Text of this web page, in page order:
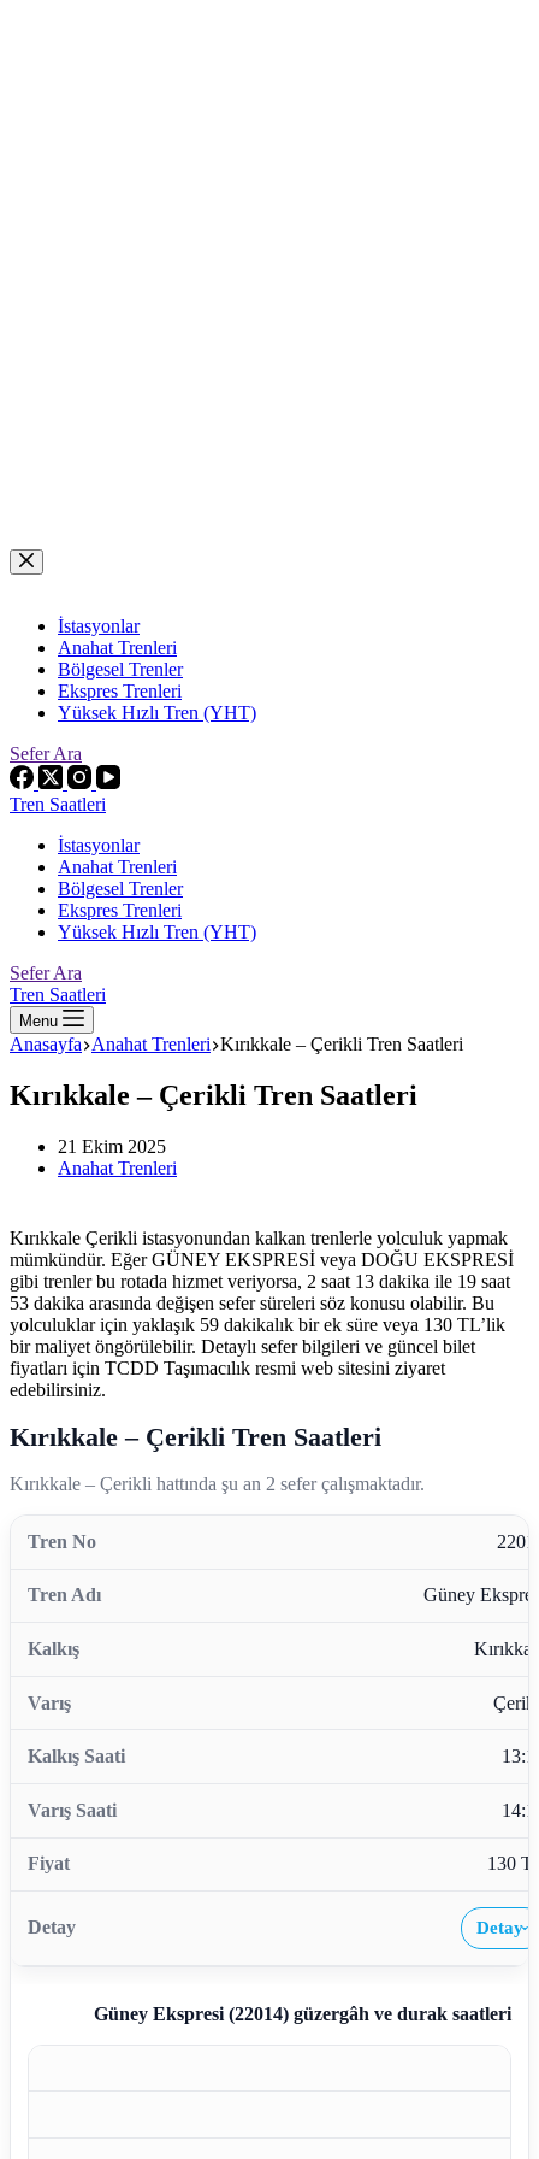
Skip
to
İstasyonlar
Anahat Trenleri
Bölgesel Trenler
Ekspres Trenleri
Yüksek Hızlı Tren (YHT)
Sefer Ara
Tren Saatleri
İstasyonlar
Anahat Trenleri
Bölgesel Trenler
Ekspres Trenleri
Yüksek Hızlı Tren (YHT)
Sefer Ara
Tren Saatleri
Menu
Anasayfa Anahat Trenleri Kırıkkale – Çerikli Tren Saatleri
Kırıkkale – Çerikli Tren Saatleri
21 Ekim 2025
Anahat Trenleri
Kırıkkale Çerikli istasyonundan kalkan trenlerle yolculuk yapmak
mümkündür. Eğer GÜNEY EKSPRESİ veya DOĞU EKSPRESİ
gibi trenler bu rotada hizmet veriyorsa, 2 saat 13 dakika ile 19 saat
53 dakika arasında değişen sefer süreleri söz konusu olabilir. Bu
yolculuklar için yaklaşık 59 dakikalık bir ek süre veya 130 TL’lik
bir maliyet öngörülebilir. Detaylı sefer bilgileri ve güncel bilet
fiyatları için TCDD Taşımacılık resmi web sitesini ziyaret
edebilirsiniz.
Kırıkkale – Çerikli Tren Saatleri
Kırıkkale – Çerikli hattında şu an 2 sefer çalışmaktadır.
Güney
130
Detay›
Güney Ekspresi (22014)güzergâh ve durak saatleri